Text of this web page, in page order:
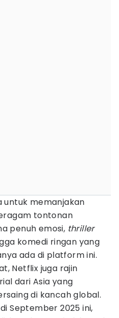
untuk memanjakan
tontonan
penuh emosi, thriller
komedi ringan yang
ada di platform ini.
Netflix juga rajin
dari Asia yang
di kancah global.
September 2025 ini,